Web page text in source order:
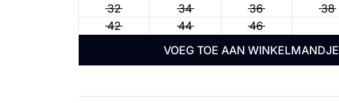
32 34 36 38
42
44
46
VOEG TOE AAN WINKELMANDJE